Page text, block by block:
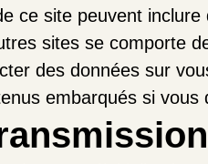
ce site peuvent
sites se comporte
des données sur
embarqués si